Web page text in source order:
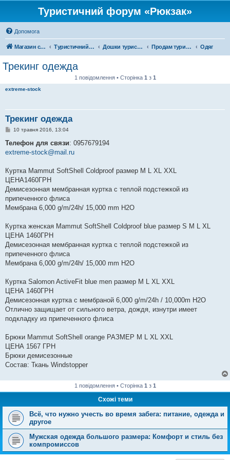
Туристичний форум «Рюкзак»
Допомога
Магазин спорядження Туристичний форум «Рюкзак» Дошки туристичних оголошень Продам туристичне спорядження Одяг
Трекинг одежда
1 повідомлення • Сторінка 1 з 1
extreme-stock
Трекинг одежда
П
в
д
л
е
н
я
10 травня 2016, 13:04
Телефон для связи: 0957679194
extreme-stock@mail.ru
Куртка Mammut SoftShell Coldproof размер M L XL XXL
ЦЕНА1460ГРН
Демисезонная мембранная куртка с теплой подстежкой из
припеченного флиса
Мембрана 6,000 g/m/24h/ 15,000 mm H2O
Куртка женская Mammut SoftShell Coldproof blue размер S M L XL
ЦЕНА 1460ГРН
Демисезонная мембранная куртка с теплой подстежкой из
припеченного флиса
Мембрана 6,000 g/m/24h/ 15,000 mm H2O
Куртка Salomon ActiveFit blue men размер M L XL XXL
ЦЕНА 1460ГРН
Демисезонная куртка с мембраной 6,000 g/m/24h / 10,000m H2O
Отлично защищает от сильного ветра, дождя, изнутри имеет
подкладку из припеченного флиса
Брюки Mammut SoftShell orange РАЗМЕР M L XL XXL
ЦЕНА 1567 ГРН
Брюки демисезонные
Состав: Ткань Windstopper
1 повідомлення • Сторінка 1 з 1
Схожі теми
Всё, что нужно учесть во время забега: питание, одежда и
другое
Мужская одежда большого размера: Комфорт и стиль без
компромиссов